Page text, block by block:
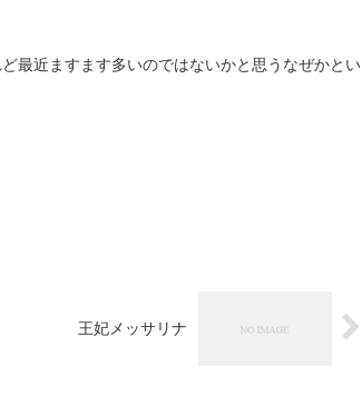
最近ますます多いのではないかと思うなぜかとい
王妃メッサリナ